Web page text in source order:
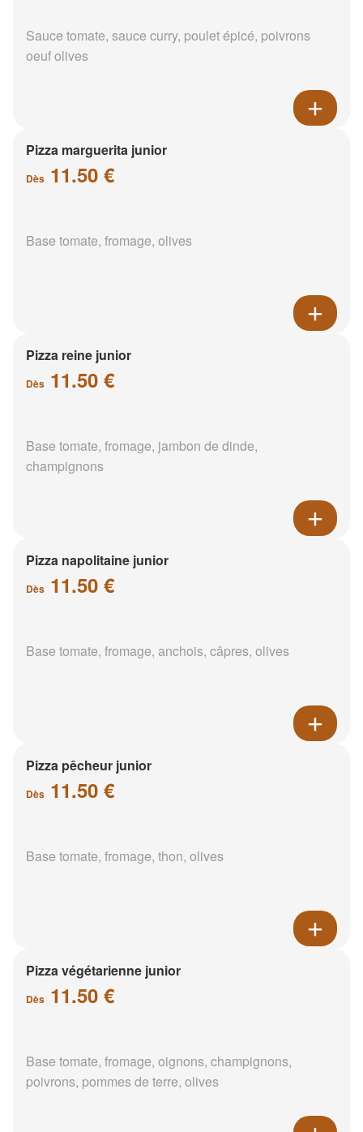
Sauce tomate, sauce curry, poulet épicé, poivrons
oeuf olives
Pizza marguerita junior
Dès 11.50 €
Base tomate, fromage, olives
Pizza reine junior
Dès 11.50 €
Base tomate, fromage, jambon de dinde,
champignons
Pizza napolitaine junior
Dès 11.50 €
Base tomate, fromage, anchois, câpres, olives
Pizza pêcheur junior
Dès 11.50 €
Base tomate, fromage, thon, olives
Pizza végétarienne junior
Dès 11.50 €
Base tomate, fromage, oignons, champignons,
poivrons, pommes de terre, olives